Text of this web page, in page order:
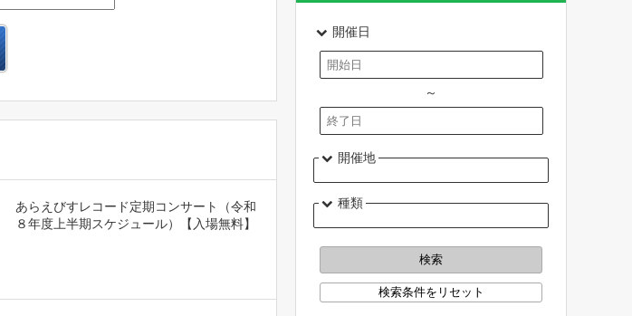
あらえびすレコード定期コンサート（令和
８年度上半期スケジュール）【入場無料】
開催日
～
開催地
種類